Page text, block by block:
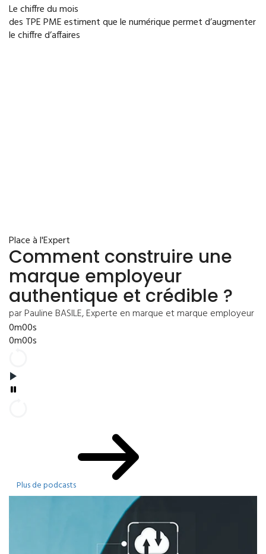
Le chiffre du mois
des TPE PME estiment que le numérique permet d’augmenter
le chiffre d’affaires
Place à l'Expert
Comment construire une
marque employeur
authentique et crédible ?
par Pauline BASILE, Experte en marque et marque employeur
0m00s
0m00s
Plus de podcasts